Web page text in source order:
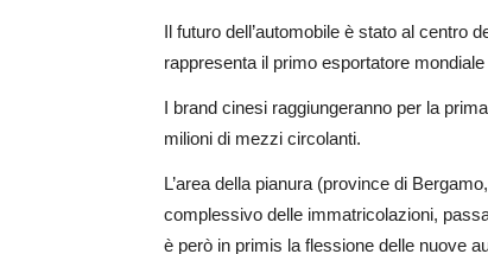
Il futuro dell’automobile è stato al centro
rappresenta il primo esportatore
I brand cinesi raggiungeranno per la
milioni di mezzi circolanti.
L’area della pianura (province di
complessivo delle immatricolazioni,
è però in primis la flessione delle nuove